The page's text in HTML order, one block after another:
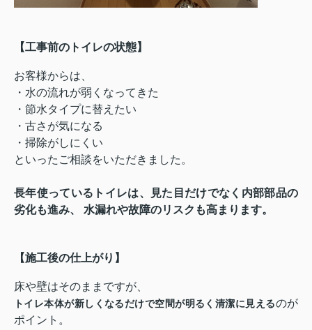
【工事前のトイレの状態】
お客様からは、
・水の流れが弱くなってきた
・節水タイプに替えたい
・古さが気になる
・掃除がしにくい
といったご相談をいただきました。
長年使っているトイレは、見た目だけでなく内部部品の
劣化も進み、 水漏れや故障のリスクも高まります。
【施工後の仕上がり】
トイレ本体が新しくなるだけで空間が明るく清潔に見えるのが
ポイント。